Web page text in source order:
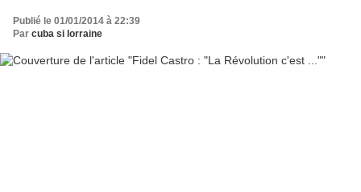
Publié le 01/01/2014 à 22:39
Par cuba si lorraine